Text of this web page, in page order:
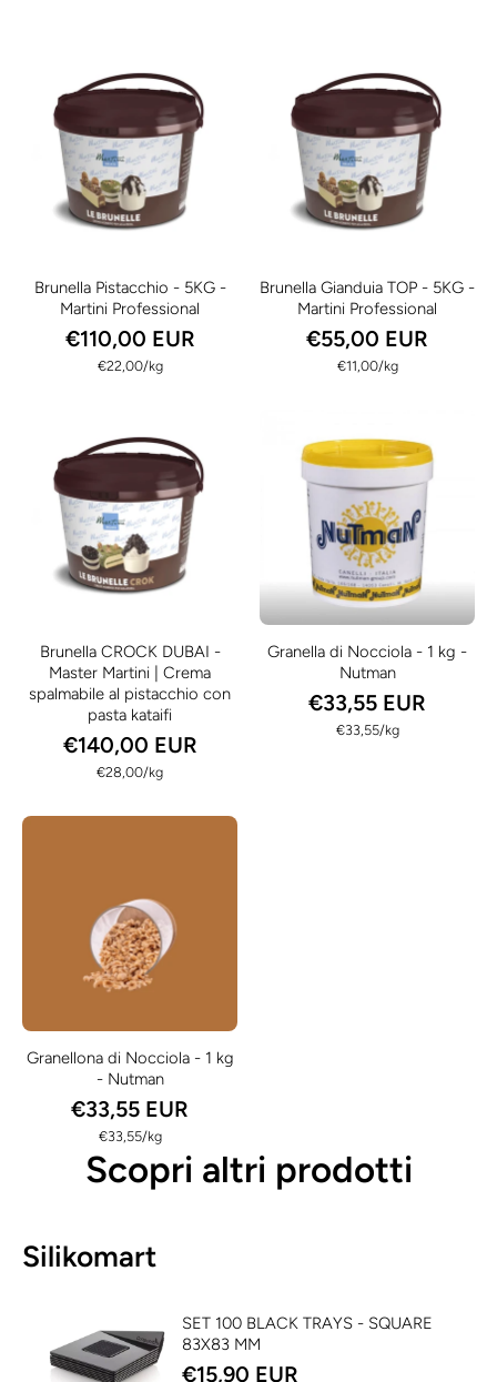
Brunella Pistacchio - 5KG -
Martini Professional
€110,00 EUR
€22,00/
per kg
Brunella Gianduia TOP - 5KG -
Martini Professional
€55,00 EUR
€11,00/
per kg
Brunella CROCK DUBAI -
Master Martini | Crema
spalmabile al pistacchio con
pasta kataifi
€140,00 EUR
€28,00/
per kg
Granella di Nocciola - 1 kg -
Nutman
€33,55 EUR
€33,55/
per kg
Granellona di Nocciola - 1 kg
- Nutman
€33,55 EUR
€33,55/
per kg
Scopri altri prodotti
Silikomart
SET 100 BLACK TRAYS - SQUARE
83X83 MM
€15,90 EUR